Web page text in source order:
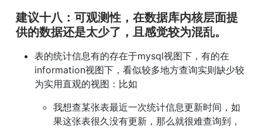
建议十八：可观测性，在数据库内核层面提
供的数据还是太少了，且感觉较为混乱。
表的统计信息有的存在于mysql视图下，有的在
information视图下，看似较多地方查询实则缺少较
为实用直观的视图：比如
我想查某张表最近一次统计信息更新时间，如
果这张表很久没有更新，那么就很难查询到，